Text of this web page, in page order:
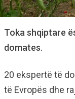
Toka shqiptare
domates.
20 ekspertë të
të Evropës dhe